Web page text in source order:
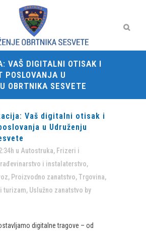
VAŠ DIGITALNI OTISAK I
POSLOVANJA U
OBRTNIKA SESVETE
Vaš digitalni otisak i
u Udruženju
u Autostruka, Frizeri i
i instalaterstvo,
, Proizvodno zanatstvo,Trgovina,
turizam, Uslužno zanatstvo by
digitalne tragove – od